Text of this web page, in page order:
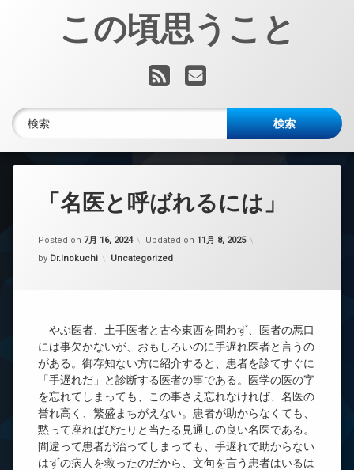
この頃思うこと
RSS メールアドレス
「名医と呼ばれるには」
Posted on 7月 16, 2024 Updated on 11月 8, 2025
by Dr.Inokuchi カテゴリー:
Uncategorized
やぶ医者、土手医者と古今東西を問わず、医者の悪口
には事欠かないが、おもしろいのに手遅れ医者と言うの
がある。御存知ない方に紹介すると、患者を診てすぐに
「手遅れだ」と診断する医者の事である。医学の医の字
を忘れてしまっても、この事さえ忘れなければ、名医の
誉れ高く、繁盛まちがえない。患者が助からなくても、
黙って座ればぴたりと当たる見通しの良い名医である。
間違って患者が治ってしまっても、手遅れで助からない
はずの病人を救ったのだから、文句を言う患者はいるは